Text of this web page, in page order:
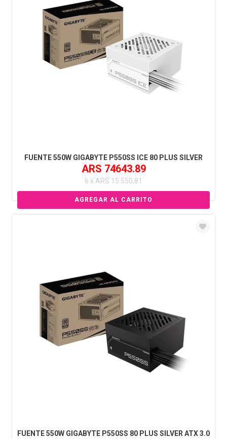
FUENTE 550W GIGABYTE P550SS ICE 80 PLUS SILVER
ARS 74643.89
6 x ARS 15.550,81
FUENTE 550W GIGABYTE P550SS 80 PLUS SILVER ATX 3.0